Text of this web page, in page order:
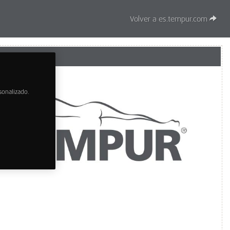
Volver a es.tempur.com